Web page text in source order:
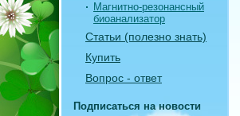
Магнитно-резонансный
биоанализатор
Статьи (полезно знать)
Купить
Вопрос - ответ
Подписаться на новости